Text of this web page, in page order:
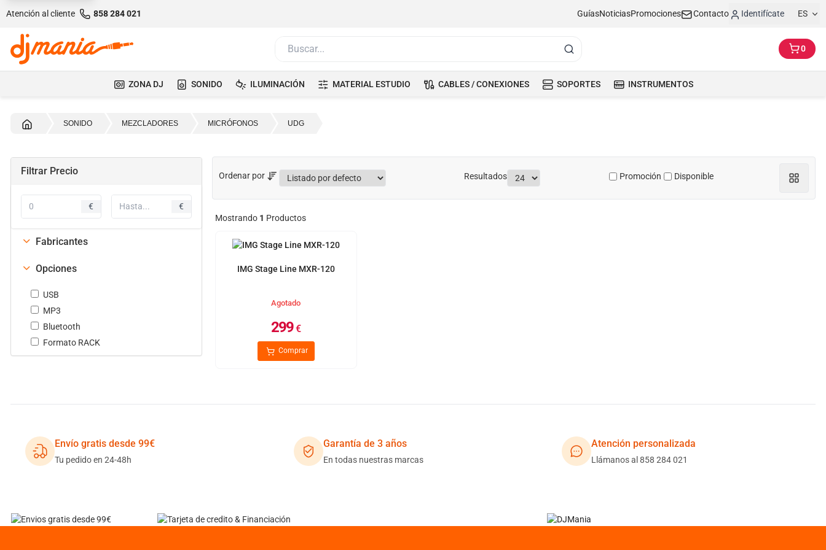
Atención al cliente 858 284 021 GuíasNoticiasPromociones Contacto Identifícate ES
0
ZONA DJ SONIDO ILUMINACIÓN MATERIAL ESTUDIO CABLES / CONEXIONES SOPORTES INSTRUMENTOS
SONIDO MEZCLADORES MICRÓFONOS UDG
Filtrar Precio
€ €
Fabricantes
Opciones
USB
MP3
Bluetooth
Formato RACK
Ordenar por Resultados Promoción Disponible
Mostrando 1 Productos
IMG Stage Line MXR-120
Agotado
299€
Comprar
Envío gratis desde 99€
Tu pedido en 24-48h
Garantía de 3 años
En todas nuestras marcas
Atención personalizada
Llámanos al 858 284 021